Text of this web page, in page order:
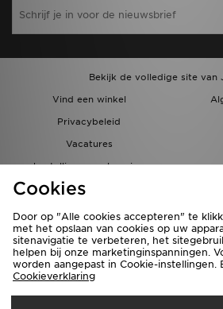
Bekijk de volledige site van
Vind een winkel
Privacybeleid
Vacatures
bestellingen en levering
Partnerprogramma
Verzenden Naar
Cookies
Door op "Alle cookies accepteren" te
met het opslaan van cookies op uw
sitenavigatie te verbeteren, het
helpen bij onze marketinginspanningen.
worden aangepast in Cookie-instellingen.
Cookieverklaring